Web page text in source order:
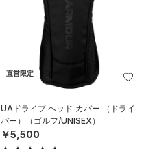
直営限定
UAドライブ ヘッド カバー （ドライ
バー）（ゴルフ/UNISEX）
￥5,500